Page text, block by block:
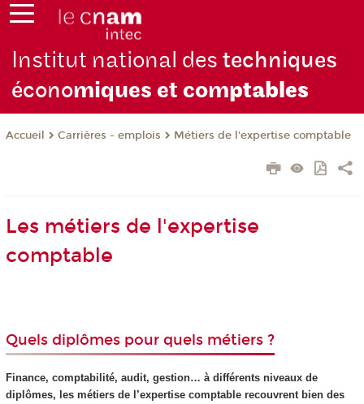
Institut national destechniques
économiques et comptables
Accueil Carrières - emplois Métiers de l'expertise comptable
Les métiers de l'expertise
comptable
Quels diplômes pour quels métiers ?
Finance, comptabilité, audit, gestion… à différents niveaux de
diplômes, les métiers de l’expertise comptable recouvrent bien des